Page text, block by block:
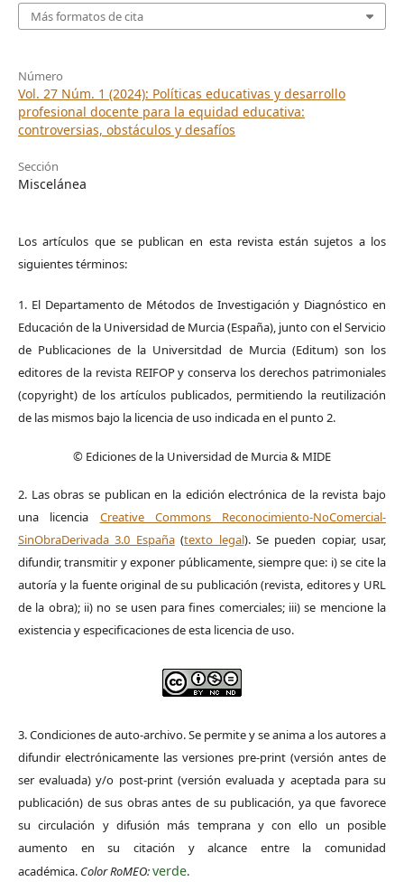
Más formatos de cita
Número
Vol. 27 Núm. 1 (2024): Políticas educativas y desarrollo
profesional docente para la equidad educativa:
controversias, obstáculos y desafíos
Sección
Miscelánea
Los artículos que se publican en esta revista están sujetos a los
siguientes términos:
1. El Departamento de Métodos de Investigación y Diagnóstico en
Educación de la Universidad de Murcia (España), junto con el Servicio
de Publicaciones de la Universitdad de Murcia (Editum) son los
editores de la revista REIFOP y conserva los derechos patrimoniales
(copyright) de los artículos publicados, permitiendo la reutilización
de las mismos bajo la licencia de uso indicada en el punto 2.
© Ediciones de la Universidad de Murcia & MIDE
2. Las obras se publican en la edición electrónica de la revista bajo
una licencia Creative Commons Reconocimiento-NoComercial-
SinObraDerivada 3.0 España(texto legal). Se pueden copiar, usar,
difundir, transmitir y exponer públicamente, siempre que: i) se cite la
autoría y la fuente original de su publicación (revista, editores y URL
de la obra); ii) no se usen para fines comerciales; iii) se mencione la
existencia y especificaciones de esta licencia de uso.
3. Condiciones de auto-archivo. Se permite y se anima a los autores a
difundir electrónicamente las versiones pre-print (versión antes de
ser evaluada) y/o post-print (versión evaluada y aceptada para su
publicación) de sus obras antes de su publicación, ya que favorece
su circulación y difusión más temprana y con ello un posible
aumento en su citación y alcance entre la comunidad
académica. Color RoMEO:verde.